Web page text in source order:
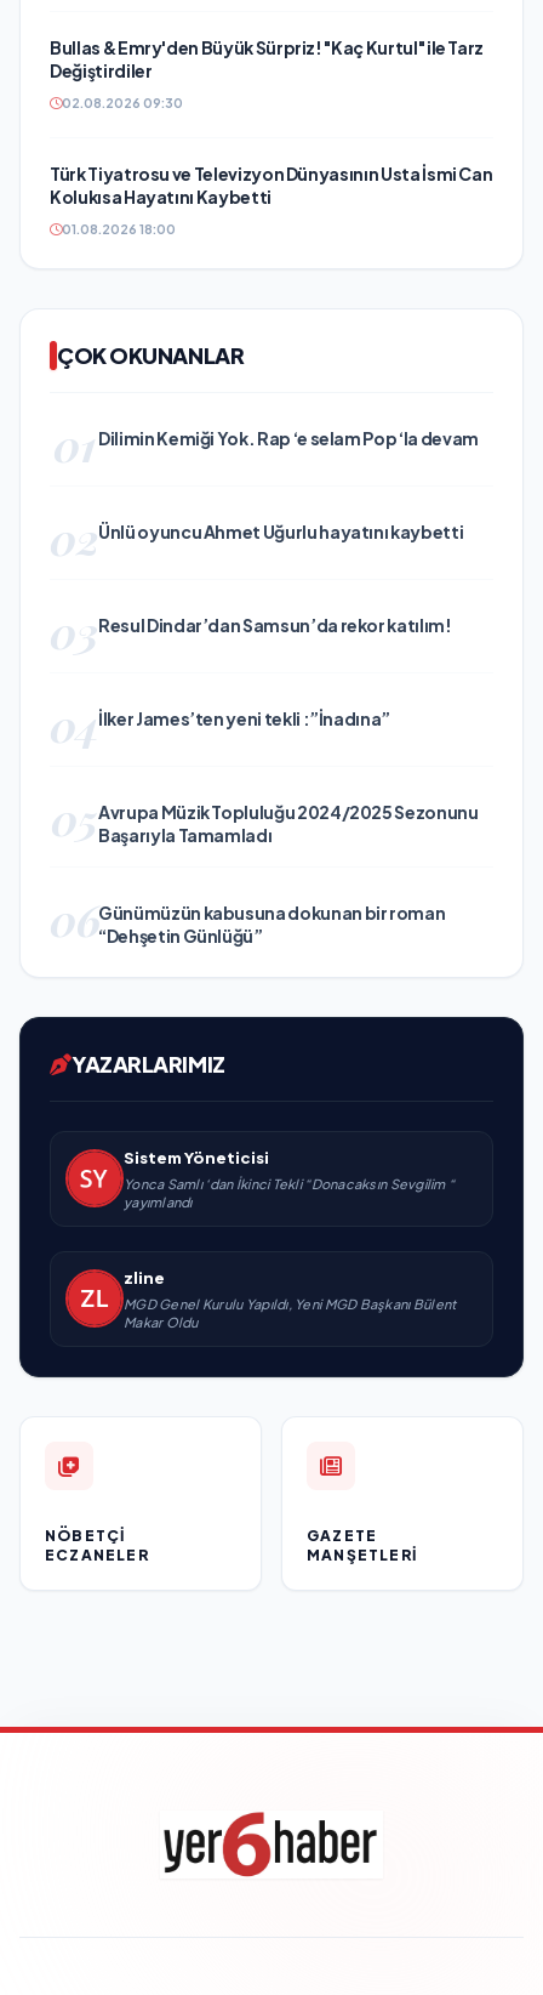
Bullas & Emry'den Büyük Sürpriz! "Kaç Kurtul" ile Tarz
Değiştirdiler
02.08.2026 09:30
Türk Tiyatrosu ve Televizyon Dünyasının Usta İsmi Can
Kolukısa Hayatını Kaybetti
01.08.2026 18:00
ÇOK OKUNANLAR
01 Dilimin Kemiği Yok. Rap ‘e selam Pop ‘la devam
02Ünlü oyuncu Ahmet Uğurlu hayatını kaybetti
03Resul Dindar’dan Samsun’da rekor katılım!
04İlker James’ten yeni tekli :”İnadına”
05Avrupa Müzik Topluluğu 2024/2025 Sezonunu
Başarıyla Tamamladı
06Günümüzün kabusuna dokunan bir roman
“Dehşetin Günlüğü”
YAZARLARIMIZ
Sistem Yöneticisi
Yonca Samlı ‘dan İkinci Tekli “Donacaksın Sevgilim “
yayımlandı
zline
MGD Genel Kurulu Yapıldı, Yeni MGD Başkanı Bülent
Makar Oldu
NÖBETÇI
ECZANELER
GAZETE
MANŞETLERI